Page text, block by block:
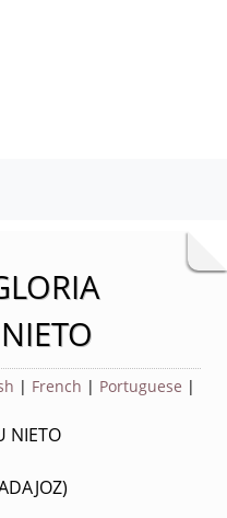
| French | Portuguese |
NIETO